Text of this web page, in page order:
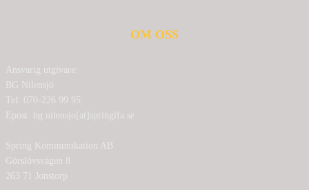
OM OSS
Ansvarig utgivare:
BG Nilensjö
Tel: 070-226 99 95
Epost: bg.nilensjo[at]springlfa.se
Spring Kommunikation AB
Görslövsvägen 8
263 71 Jonstorp